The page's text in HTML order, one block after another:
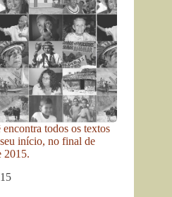
todos os textos
início, no final de
2015.